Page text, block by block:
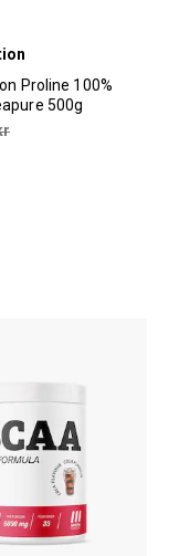
Proline 100%
500g